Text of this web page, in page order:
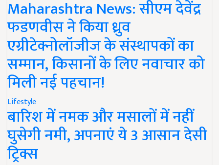
Maharashtra News: सीएम देवेंद्र
फडणवीस ने किया ध्रुव
एग्रीटेक्नोलॉजीज के संस्थापकों का
सम्मान, किसानों के लिए नवाचार को
मिली नई पहचान!
Lifestyle
बारिश में नमक और मसालों में नहीं
घुसेगी नमी, अपनाएं ये 3 आसान देसी
ट्रिक्स